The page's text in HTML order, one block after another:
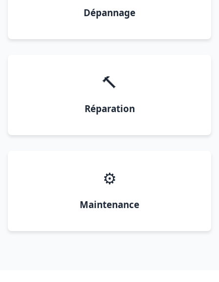
Dépannage
🔨
Réparation
⚙️
Maintenance